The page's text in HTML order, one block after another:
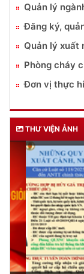
Quản lý
Đăng ký,
Quản lý xuất
Phòng cháy
Đơn vị thực
THƯ VIỆN ẢNH